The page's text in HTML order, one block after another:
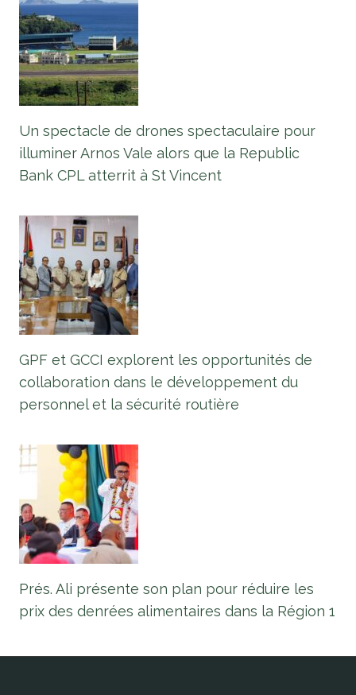
Un spectacle de drones spectaculaire pour
illuminer Arnos Vale alors que la Republic
Bank CPL atterrit à St Vincent
GPF et GCCI explorent les opportunités de
collaboration dans le développement du
personnel et la sécurité routière
Prés. Ali présente son plan pour réduire les
prix des denrées alimentaires dans la Région 1